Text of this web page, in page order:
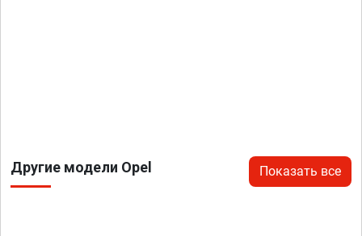
Другие модели Opel Показать все